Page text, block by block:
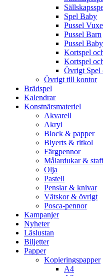
Spel Baby
Pussel
Pussel Barn
Pussel Baby
Kortspel
Kortspel
Övrigt Spel
Övrigt till kontor
Brädspel
Kalendrar
Konstnärsmateriel
Akvarell
Akryl
Block & papper
Blyerts & ritkol
Färgpennor
Målardukar &
Olja
Pastell
Penslar & knivar
Vätskor & övrigt
Posca-pennor
Kampanjer
Nyheter
Läslustan
Biljetter
Papper
Kopieringspapper
A4